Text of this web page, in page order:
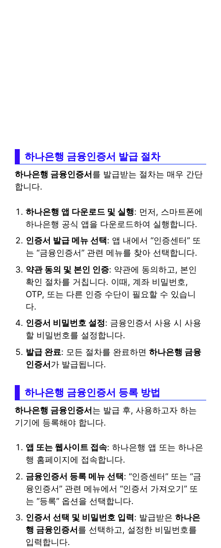
하나은행 금융인증서 발급 절차
하나은행 금융인증서 를 발급받는 절차는 매우 간단
합니다.
하나은행 앱 다운로드 및 실행: 먼저, 스마트폰에
하나은행 공식 앱을 다운로드하여 실행합니다.
인증서 발급 메뉴 선택: 앱 내에서 “인증센터” 또
는 “금융인증서” 관련 메뉴를 찾아 선택합니다.
약관 동의 및 본인 인증: 약관에 동의하고, 본인
확인 절차를 거칩니다. 이때, 계좌 비밀번호,
OTP, 또는 다른 인증 수단이 필요할 수 있습니
다.
인증서 비밀번호 설정: 금융인증서 사용 시 사용
할 비밀번호를 설정합니다.
발급 완료: 모든 절차를 완료하면하나은행 금융
인증서가 발급됩니다.
하나은행 금융인증서 등록 방법
하나은행 금융인증서는 발급 후, 사용하고자 하는
기기에 등록해야 합니다.
앱 또는 웹사이트 접속: 하나은행 앱 또는 하나은
행 홈페이지에 접속합니다.
금융인증서 등록 메뉴 선택: “인증센터” 또는 “금
융인증서” 관련 메뉴에서 “인증서 가져오기” 또
는 “등록” 옵션을 선택합니다.
인증서 선택 및 비밀번호 입력: 발급받은하나은
행 금융인증서 를 선택하고, 설정한 비밀번호를
입력합니다.